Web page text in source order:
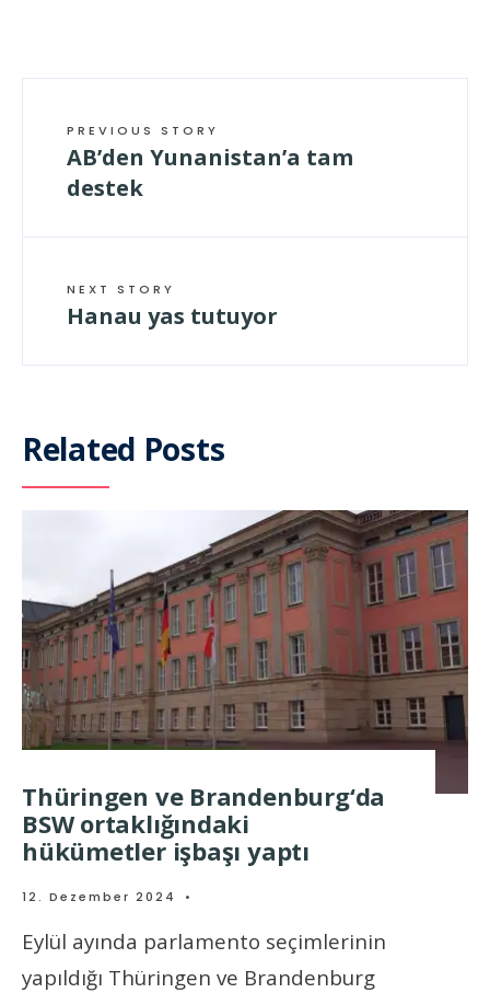
PREVIOUS STORY
AB’den Yunanistan’a tam
destek
NEXT STORY
Hanau yas tutuyor
Related Posts
Thüringen ve Brandenburg‘da
BSW ortaklığındaki
hükümetler işbaşı yaptı
12. Dezember 2024 •
Eylül ayında parlamento seçimlerinin
yapıldığı Thüringen ve Brandenburg